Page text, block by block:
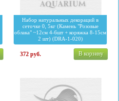
Набор натуральных декораций в
сеточке 0, 5кг (Камень "Розовые
облака" ~12см 4-6шт + коряжка 8-15см
2 шт) (DRA-1-020)
372руб. В корзину